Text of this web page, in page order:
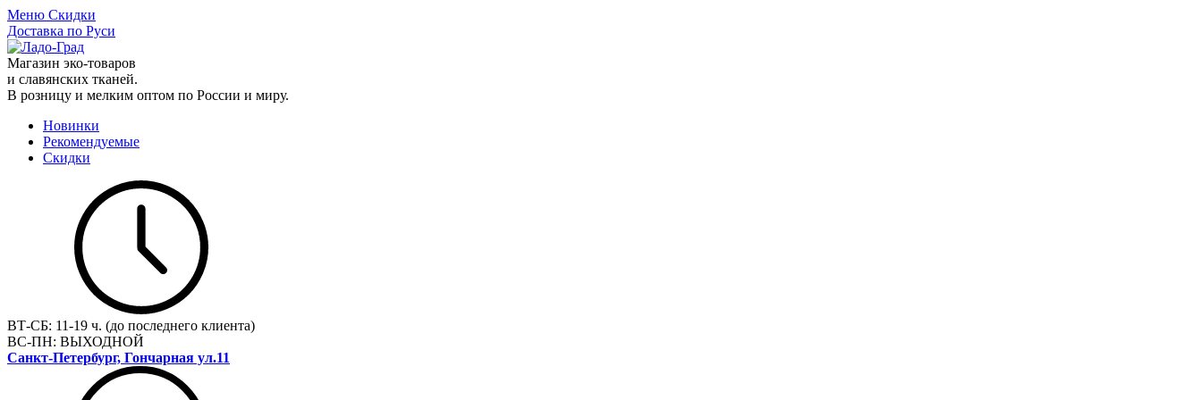
Меню Скидки
Доставка по Руси
Магазин эко-товаров
и славянских тканей.
В розницу и мелким оптом по России и миру.
Новинки
Рекомендуемые
Скидки
ВТ-СБ: 11-19 ч. (до последнего клиента)
ВС-ПН: ВЫХОДНОЙ
Санкт-Петербург, Гончарная ул.11